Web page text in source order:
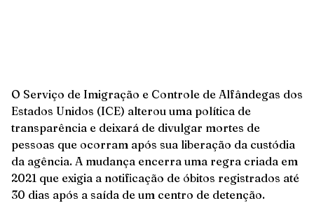
O Serviço de Imigração e Controle de Alfândegas dos
Estados Unidos (ICE) alterou uma política de
transparência e deixará de divulgar mortes de
pessoas que ocorram após sua liberação da custódia
da agência. A mudança encerra uma regra criada em
2021 que exigia a notificação de óbitos registrados até
30 dias após a saída de um centro de detenção.